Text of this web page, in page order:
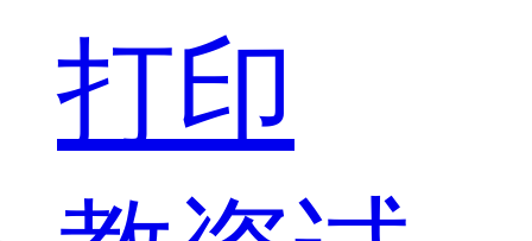
打印